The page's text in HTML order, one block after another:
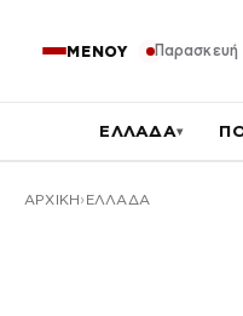
ΜΕΝΟΥ
ΕΛΛΑΔΑ▾
ΑΡΧΙΚΉ ΕΛΛΑΔΑ